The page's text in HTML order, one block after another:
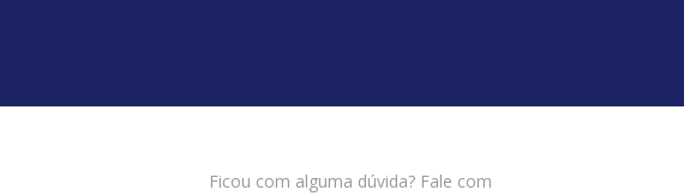
Ficou com alguma dúvida? Fale com